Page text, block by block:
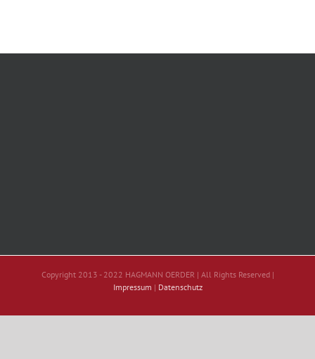
Copyright 2013 - 2022 HAGMANN OERDER | All Rights Reserved |
Impressum | Datenschutz